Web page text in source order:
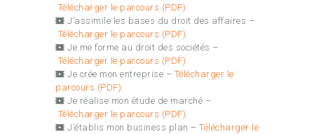
Télécharger le parcours (PDF)
J’assimile les bases du droit des affaires –
Télécharger le parcours (PDF)
Je me forme au droit des sociétés –
Télécharger le parcours (PDF)
Je crée mon entreprise – Télécharger le
parcours (PDF)
Je réalise mon étude de marché –
Télécharger le parcours (PDF)
J’établis mon business plan – Télécharger le